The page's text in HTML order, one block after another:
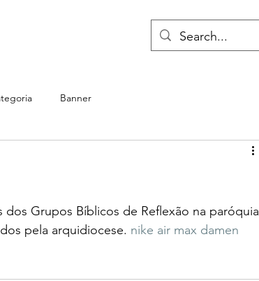
Banner
Grupos Bíblicos de Reflexão na paróquia
pela arquidiocese. nike air max damen